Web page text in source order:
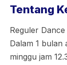
Tentang
Reguler
Dalam 1 bulan
minggu jam